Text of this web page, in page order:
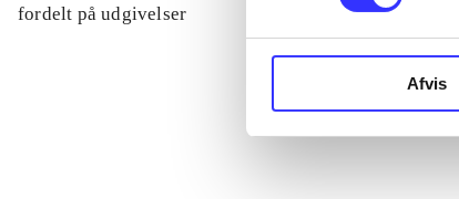
Afvis
fordelt på udgivelser
...